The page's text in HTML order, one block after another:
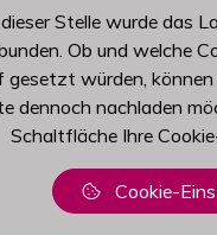
Stelle wurde das
Ob und welche
gesetzt würden,
dennoch nachladen
Schaltfläche Ihre
Cookie-